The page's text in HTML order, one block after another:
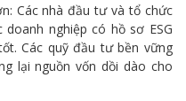
Các nhà đầu tư và tổ chức
nghiệp có hồ sơ ESG
Các quỹ đầu tư bền vững
lại nguồn vốn dồi dào cho